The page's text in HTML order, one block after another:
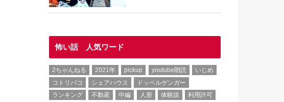
怖い話 人気ワード
2ちゃんねる 2021年 pickup youtube朗読
いじめ
コトリバコ
シェアハウス
ドッペルゲンガー
ランキング
不動産 中編 人形 体験談
利用許可